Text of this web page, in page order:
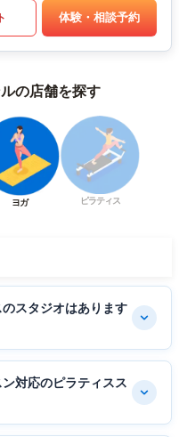
体験・相談予約
の店舗を探す
ヨガ ピラティス
スタジオはあります
対応のピラティスス